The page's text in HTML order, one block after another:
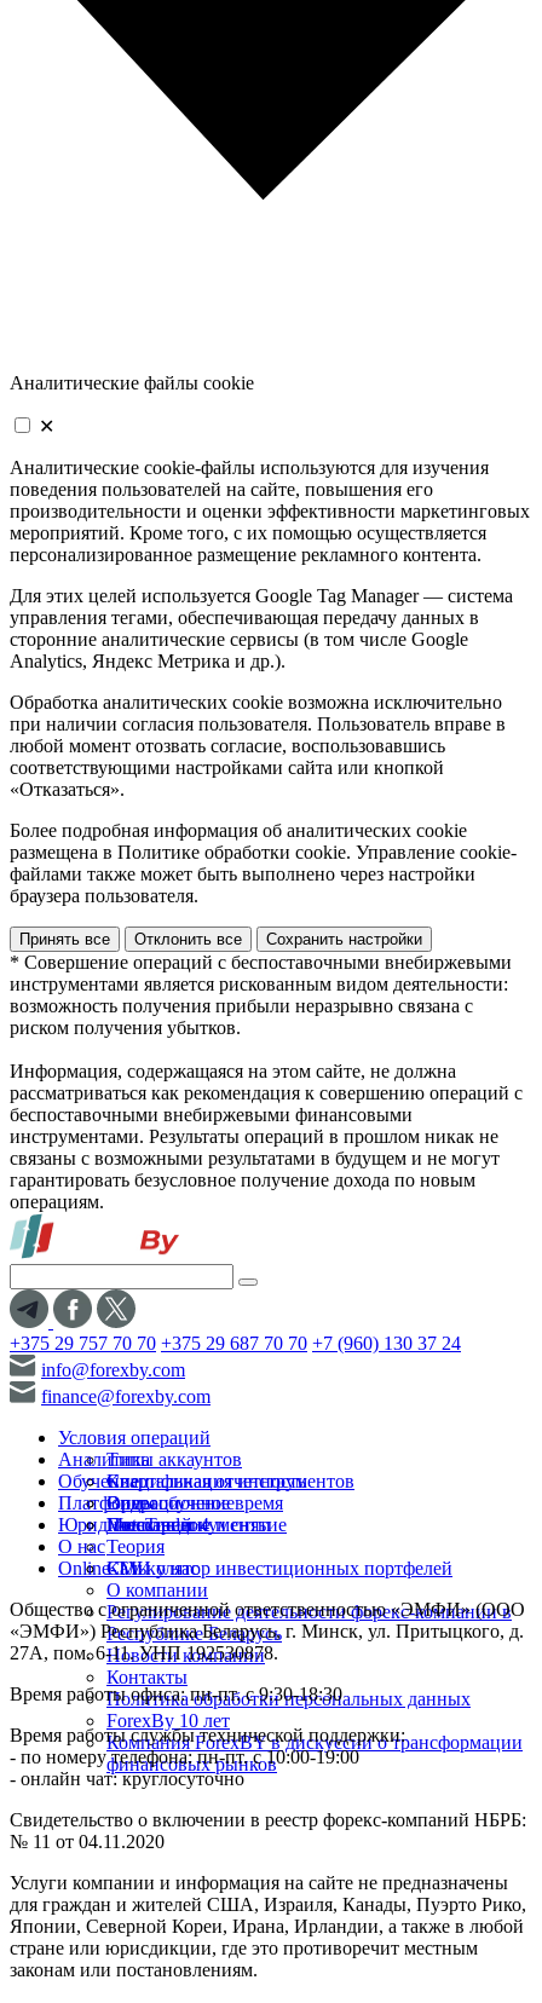
Аналитические файлы cookie
✕
Аналитические cookie-файлы используются для изучения
поведения пользователей на сайте, повышения его
производительности и оценки эффективности маркетинговых
мероприятий. Кроме того, с их помощью осуществляется
персонализированное размещение рекламного контента.
Для этих целей используется Google Tag Manager — система
управления тегами, обеспечивающая передачу данных в
сторонние аналитические сервисы (в том числе Google
Analytics, Яндекс Метрика и др.).
Обработка аналитических cookie возможна исключительно
при наличии согласия пользователя. Пользователь вправе в
любой момент отозвать согласие, воспользовавшись
соответствующими настройками сайта или кнопкой
«Отказаться».
Более подробная информация об аналитических cookie
размещена в Политике обработки cookie. Управление cookie-
файлами также может быть выполнено через настройки
браузера пользователя.
Принять все Отклонить все Сохранить настройки
* Совершение операций с беспоставочными внебиржевыми
инструментами является рискованным видом деятельности:
возможность получения прибыли неразрывно связана с
риском получения убытков.
Информация, содержащаяся на этом сайте, не должна
рассматриваться как рекомендация к совершению операций с
беспоставочными внебиржевыми финансовыми
инструментами. Результаты операций в прошлом никак не
связаны с возможными результатами в будущем и не могут
гарантировать безусловное получение дохода по новым
операциям.
+375 29 757 70 70 +375 29 687 70 70 +7 (960) 130 37 24
info@forexby.com
finance@forexby.com
Условия операций
Типы аккаунтов
Спецификация инструментов
Операционное время
Пополнение и снятие
Аналитика
Квартальная отчетность
Обучение
Видеообучение
Глоссарий
Теория
Калькулятор инвестиционных портфелей
Платформы
MetaTrader 4
Юридические документы
О нас
СМИ о нас
О компании
Регулирование деятельности форекс-компании в
Республике Беларусь
Новости компании
Контакты
Политика обработки персональных данных
ForexBy 10 лет
Компания ForexBY в дискуссии о трансформации
финансовых рынков
Online-TV
Общество с ограниченной ответственностью «ЭМФИ» (ООО
«ЭМФИ») Республика Беларусь, г. Минск, ул. Притыцкого, д.
27А, пом. 6-11. УНП 192530878.
Время работы офиса: пн-пт. с 9:30-18:30
Время работы службы технической поддержки:
- по номеру телефона: пн-пт. с 10:00-19:00
- онлайн чат: круглосуточно
Свидетельство о включении в реестр форекс-компаний НБРБ:
№ 11 от 04.11.2020
Услуги компании и информация на сайте не предназначены
для граждан и жителей США, Израиля, Канады, Пуэрто Рико,
Японии, Северной Кореи, Ирана, Ирландии, а также в любой
стране или юрисдикции, где это противоречит местным
законам или постановлениям.